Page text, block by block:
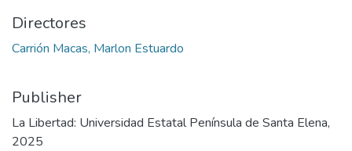
Directores
Carrión Macas, Marlon Estuardo
Publisher
La Libertad: Universidad Estatal Península de Santa Elena,
2025